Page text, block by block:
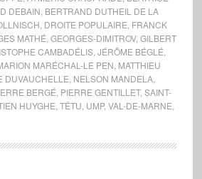
DEBAIN BERTRAND DUTHEIL DE LA
DROITE POPULAIRE FRANCK
MATHÉ GEORGES-DIMITROV, GILBERT
CAMBADÉLIS, JÉRÔME BÉGLÉ
MARÉCHAL-LE PEN MATTHIEU
DUVAUCHELLE NELSON MANDELA,
BERGÉ PIERRE GENTILLET, SAINT-
HUYGHE TÊTU UMP, VAL-DE-MARNE